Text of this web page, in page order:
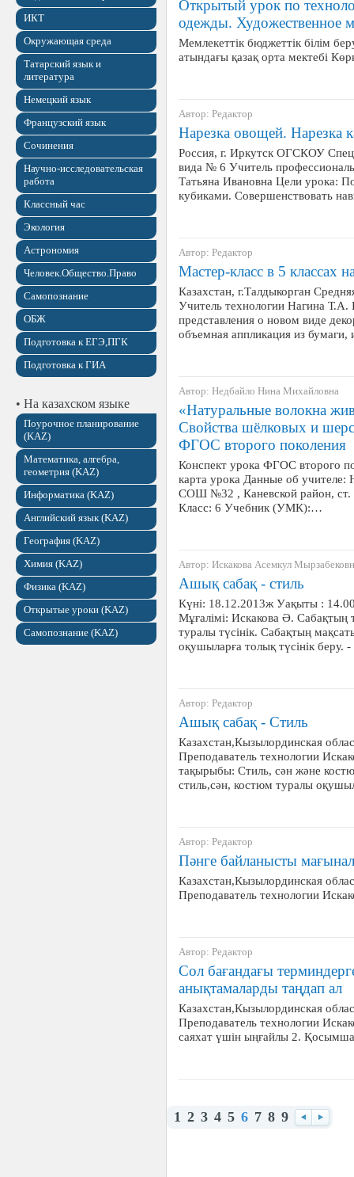
ИКТ
Окружающая среда
Татарский язык и
литература
Немецкий язык
Французский язык
Сочинения
Научно-исследовательская
работа
Классный час
Экология
Астрономия
Человек.Общество.Право
Самопознание
ОБЖ
Подготовка к ЕГЭ,ПГК
Подготовка к ГИА
• На казахском языке
Поурочное планирование
(KAZ)
Математика, алгебра,
геометрия (KAZ)
Информатика (KAZ)
Английский язык (KAZ)
География (KAZ)
Химия (KAZ)
Физика (KAZ)
Открытые уроки (KAZ)
Самопознание (KAZ)
Открытый урок по
одежды. Художественное
Мемлекеттік бюджеттік білім
атындағы қазақ орта мектебі
Автор: Редактор
Нарезка овощей. Нарезка
Россия, г. Иркутск ОГСКОУ
вида № 6 Учитель
Татьяна Ивановна Цели урока:
кубиками. Совершенствовать
Автор: Редактор
Мастер-класс в 5 классах
Казахстан, г.Талдыкорган
Учитель технологии Нагина
представления о новом виде
объемная аппликация из бумаги,
Автор: Недбайло Нина Михайловна
«Натуральные волокна
Свойства шёлковых и
ФГОС второго поколения
Конспект урока ФГОС второго
карта урока Данные об
СОШ №32 , Каневской район, ст.
Класс: 6 Учебник (УМК):…
Автор: Искакова Асемкул
Ашық сабақ - стиль
Күні: 18.12.2013ж Уақыты :
Мұғалімі: Искакова Ә.
туралы түсінік. Сабақтың
оқушыларға толық түсінік беру. -
Автор: Редактор
Ашық сабақ - Стиль
Казахстан,Кызылординская
Преподаватель технологии
тақырыбы: Стиль, сән және
стиль,сән, костюм туралы
Автор: Редактор
Пәнге байланысты
Казахстан,Кызылординская
Преподаватель технологии
Автор: Редактор
Сол бағандағы
анықтамаларды таңдап ал
Казахстан,Кызылординская
Преподаватель технологии
саяхат үшін ыңғайлы 2.
1 2 3 4 5 6 7 8 9